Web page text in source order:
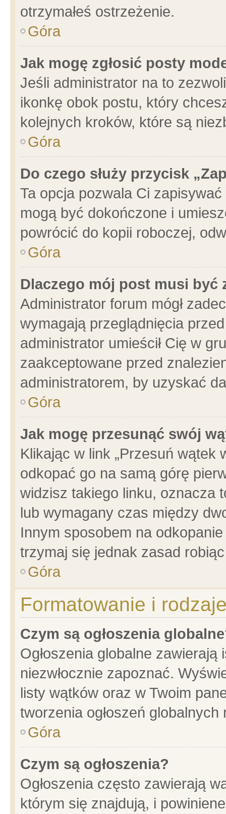
otrzymałeś ostrzeżenie.
Góra
Jak mogę zgłosić posty
Jeśli administrator na to
ikonkę obok postu, który
kolejnych kroków, które są
Góra
Do czego służy przycisk
Ta opcja pozwala Ci
mogą być dokończone i
powrócić do kopii roboczej,
Góra
Dlaczego mój post musi być
Administrator forum mógł
wymagają przeglądnięcia
administrator umieścił Cię w
zaakceptowane przed
administratorem, by uzyskać
Góra
Jak mogę przesunąć swój
Klikając w link „Przesuń wątek
odkopać go na samą górę
widzisz takiego linku, oznacza
lub wymagany czas między
Innym sposobem na
trzymaj się jednak zasad
Góra
Formatowanie i
Czym są ogłoszenia
Ogłoszenia globalne
niezwłocznie zapoznać.
listy wątków oraz w Twoim
tworzenia ogłoszeń
Góra
Czym są ogłoszenia?
Ogłoszenia często zawierają
którym się znajdują, i